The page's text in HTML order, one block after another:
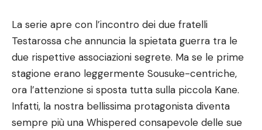
La serie apre con l’incontro dei due fratelli
Testarossa che annuncia la spietata guerra tra le
due rispettive associazioni segrete. Ma se le prime
stagione erano leggermente Sousuke-centriche,
ora l’attenzione si sposta tutta sulla piccola Kane.
Infatti, la nostra bellissima protagonista diventa
sempre più una Whispered consapevole delle sue